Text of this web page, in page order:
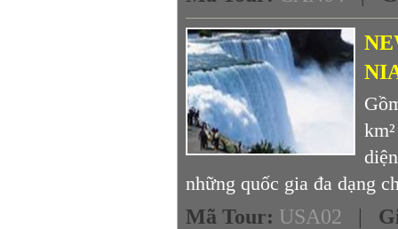
những quốc gia đa dạng
Mã Tour: USA02 |